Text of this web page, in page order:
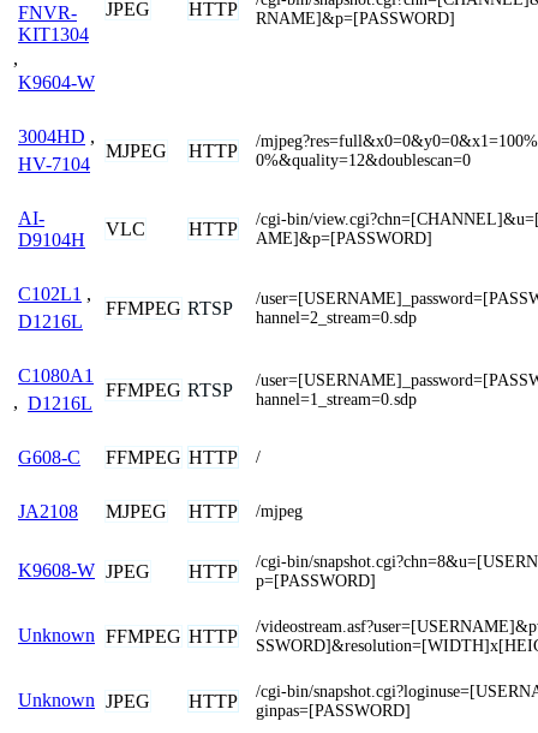
FNVR-
KIT1304
,
K9604-W
JPEG HTTP
RNAME]&p=[PASSWORD]
3004HD ,
HV-7104
MJPEG HTTP
/
0%&quality=12&doublescan=0
AI-
D9104H
VLC HTTP
/cgi-bin/
AME]&p=[PASSWORD]
C102L1 ,
D1216L
FFMPEG RTSP
/
hannel=2_stream=0.sdp
C1080A1
, D1216L
FFMPEG RTSP
/
hannel=1_stream=0.sdp
G608-C FFMPEG HTTP /
JA2108 MJPEG HTTP /mjpeg
K9608-W JPEG HTTP
/cgi-bin/
p=[PASSWORD]
Unknown FFMPEG HTTP
/
Unknown JPEG HTTP
/cgi-bin/
ginpas=[PASSWORD]